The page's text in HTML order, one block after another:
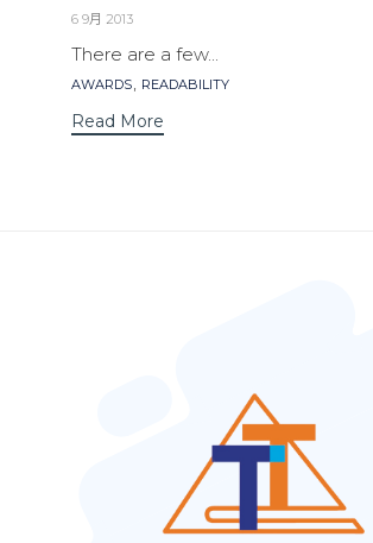
6 9月 2013
There are a few...
Tags
AWARDS READABILITY
Read More